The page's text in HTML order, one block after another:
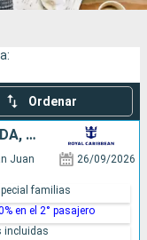
Ordenar
SAN MARTÍN, ANTIGUA Y BARBUDA, PUERTO RICO
Juan 26/09/2026
familias
en el 2° pasajero
incluidas